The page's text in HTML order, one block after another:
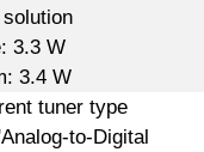
3.3 W
3.4 W
tuner type
to-Digital